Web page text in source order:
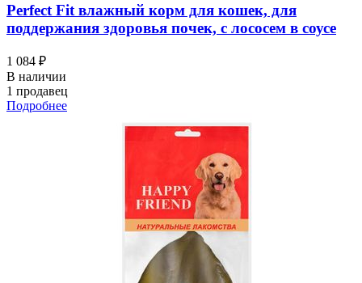
Perfect Fit влажный корм для кошек, для
поддержания здоровья почек, с лососем в соусе
1 084 ₽
В наличии
1 продавец
Подробнее